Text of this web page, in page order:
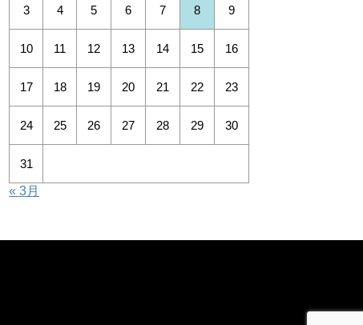
3 4 5 6 7 8 9
10 11 12 13 14 15 16
17 18 19 20 21 22 23
24 25 26 27 28 29 30
31
« 3月